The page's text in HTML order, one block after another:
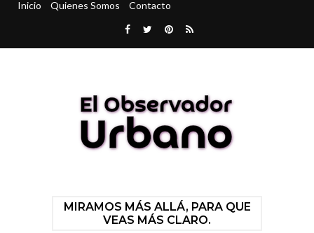
Inicio Quienes Somos Contacto
MIRAMOS MÁS ALLÁ, PARA QUE
VEAS MÁS CLARO.